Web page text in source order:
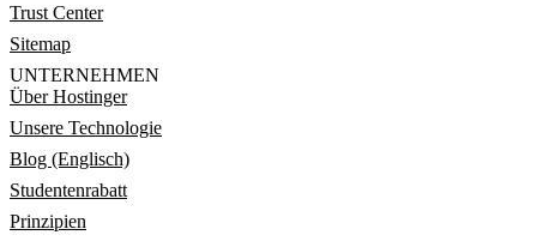
Trust Center
Sitemap
UNTERNEHMEN
Über Hostinger
Unsere Technologie
Blog (Englisch)
Studentenrabatt
Prinzipien